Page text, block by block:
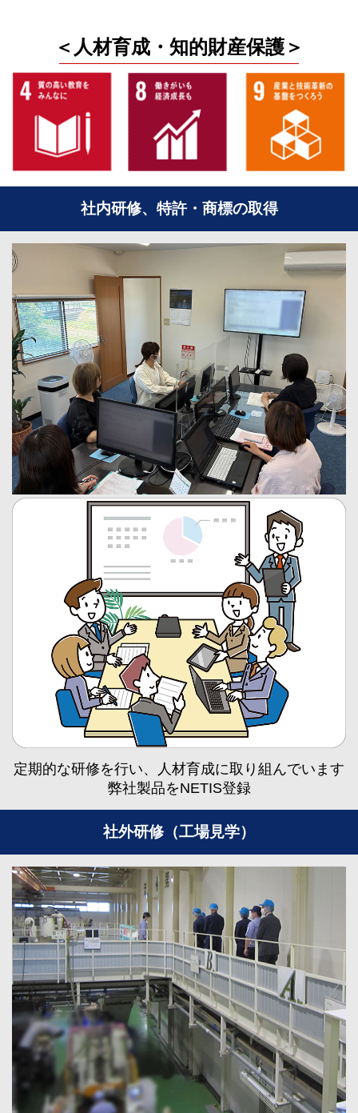
＜人材育成・知的財産保護＞
社内研修、特許・商標の取得
定期的な研修を行い、人材育成に取り組んでいます
弊社製品をNETIS登録
社外研修（工場見学）